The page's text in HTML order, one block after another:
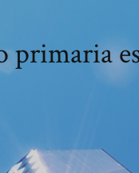
primaria